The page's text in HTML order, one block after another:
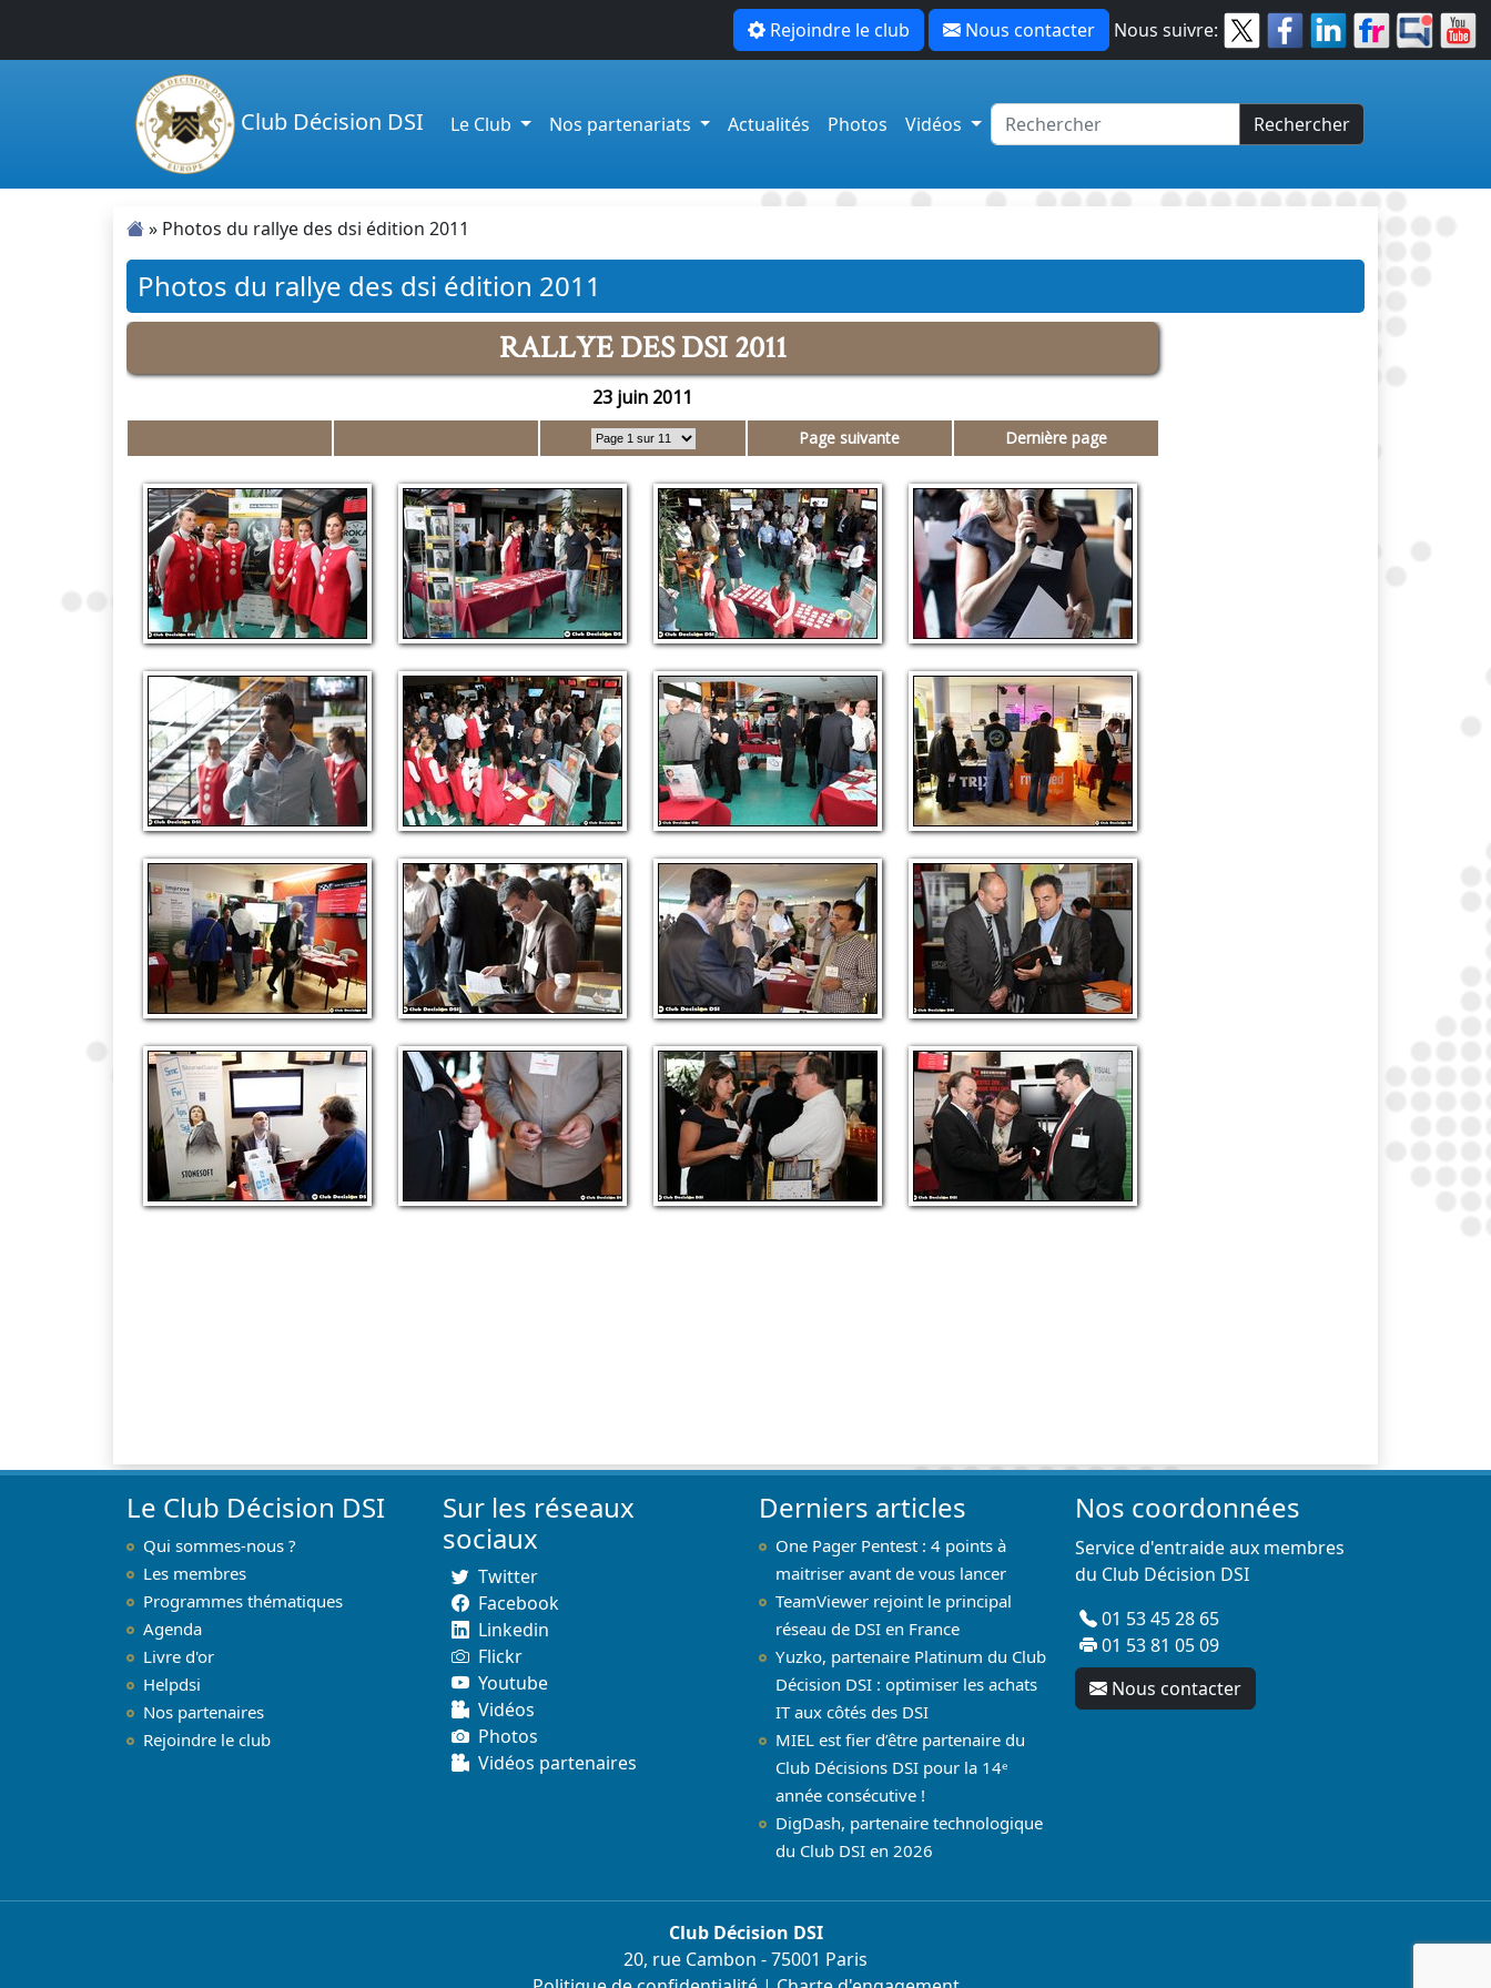
Rejoindre le club Nous contacter Nous suivre:
Club Décision DSI Le Club Nos partenariats Actualités Photos Vidéos Rechercher
» Photos du rallye des dsi édition 2011
Photos du rallye des dsi édition 2011
Le Club Décision DSI
Qui sommes-nous ?
Les membres
Programmes thématiques
Agenda
Livre d'or
Helpdsi
Nos partenaires
Rejoindre le club
Sur les réseaux
sociaux
Twitter
Facebook
Linkedin
Flickr
Youtube
Vidéos
Photos
Vidéos partenaires
Derniers articles
One Pager Pentest : 4 points à
maitriser avant de vous lancer
TeamViewer rejoint le principal
réseau de DSI en France
Yuzko, partenaire Platinum du Club
Décision DSI : optimiser les achats
IT aux côtés des DSI
MIEL est fier d’être partenaire du
Club Décisions DSI pour la 14ᵉ
année consécutive !
DigDash, partenaire technologique
du Club DSI en 2026
Nos coordonnées
Service d'entraide aux membres
du Club Décision DSI
01 53 45 28 65
01 53 81 05 09
Nous contacter
Club Décision DSI
20, rue Cambon - 75001 Paris